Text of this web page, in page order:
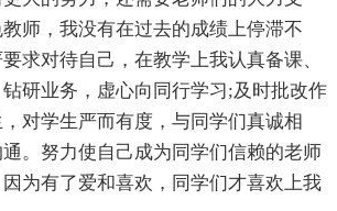
师，我没有在过去的成绩上停滞不
求对待自己，在教学上我认真备课、
研业务，虚心向同行学习;及时批改作
对学生严而有度，与同学们真诚相
。努力使自己成为同学们信赖的老师
为有了爱和喜欢，同学们才喜欢上我